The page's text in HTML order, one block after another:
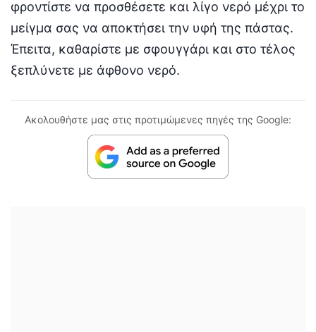
φροντίστε να προσθέσετε και λίγο νερό μέχρι το
μείγμα σας να αποκτήσει την υφή της πάστας.
Έπειτα, καθαρίστε με σφουγγάρι και στο τέλος
ξεπλύνετε με άφθονο νερό.
Ακολουθήστε μας στις προτιμώμενες πηγές της Google: